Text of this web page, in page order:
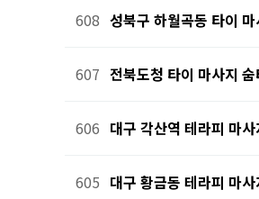
608 성북구 하월곡동 타이
607 전북도청 타이 마사지 숨
606 대구 각산역 테라피 마
605 대구 황금동 테라피 마